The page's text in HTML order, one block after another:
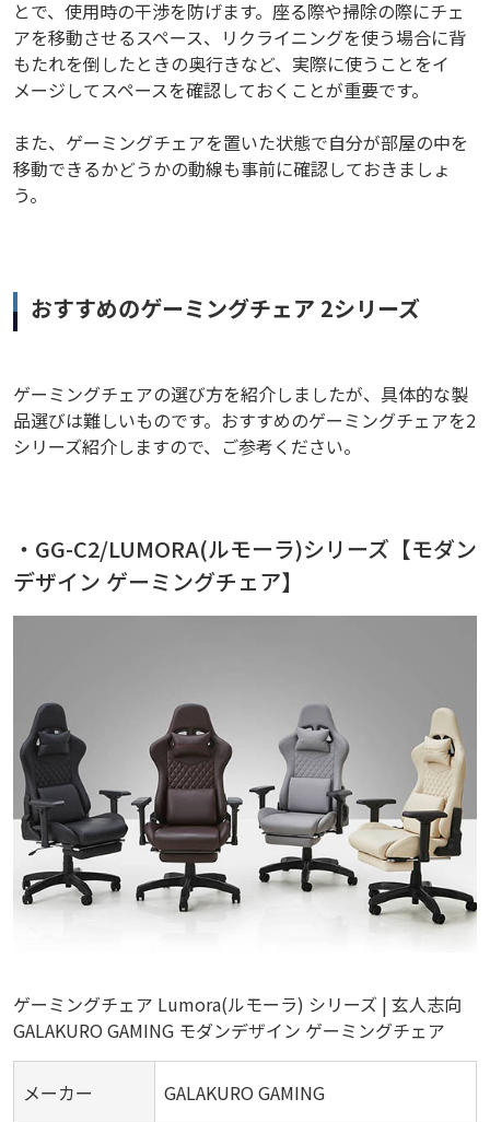
とで、使用時の干渉を防げます。座る際や掃除の際にチェ
アを移動させるスペース、リクライニングを使う場合に背
もたれを倒したときの奥行きなど、実際に使うことをイ
メージしてスペースを確認しておくことが重要です。
また、ゲーミングチェアを置いた状態で自分が部屋の中を
移動できるかどうかの動線も事前に確認しておきましょ
う。
おすすめのゲーミングチェア 2シリーズ
ゲーミングチェアの選び方を紹介しましたが、具体的な製
品選びは難しいものです。おすすめのゲーミングチェアを2
シリーズ紹介しますので、ご参考ください。
・GG-C2/LUMORA(ルモーラ)シリーズ【モダン
デザイン ゲーミングチェア】
ゲーミングチェア Lumora(ルモーラ) シリーズ | 玄人志向
GALAKURO GAMING モダンデザイン ゲーミングチェア
メーカー GALAKURO GAMING